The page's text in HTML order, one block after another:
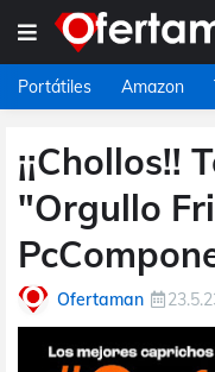
Portátiles Amazon
¡¡Chollos!!
"Orgullo
Ofertaman